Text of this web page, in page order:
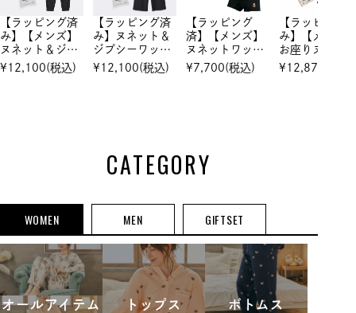
【ラッピング済
み】【メンズ】
ヌネット＆ジプ
シーワッペン
コットンロング
¥ 12,100(税込)
【ラッピング済
み】ヌネット＆
ジプシーワッペ
ン コットンロ
ングTシャツ ＆
¥ 12,100(税込)
【ラッピング
済】【メンズ】
ヌネットワッペ
ン Tシャツ
＆ お座りヌネ
¥7,700(税込)
【ラッピング済
み】【メンズ】
お座りヌネット
柄 モコモコジ
ャガード プル
¥ 12,870
CATEGORY
WOMEN MEN GIFTSET
オールアイテム トップス ボトムス